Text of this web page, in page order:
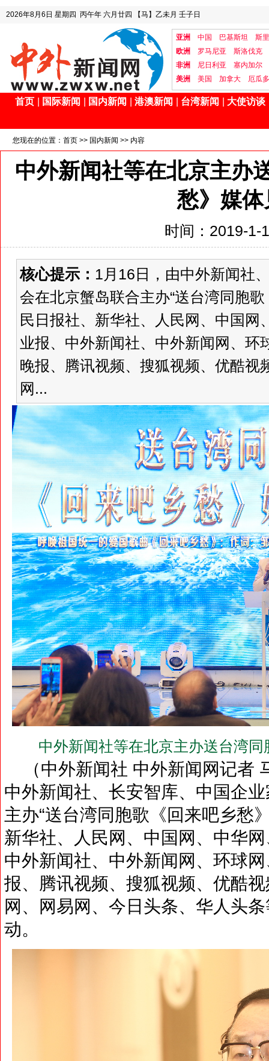
2026年8月6日 星期四 丙午年 六月廿四 【马】乙未月 壬子日
亚洲 中国 巴基斯坦
斯
欧洲
罗马尼亚
斯洛伐克
非洲
尼日利亚
塞内加尔
美洲
美国 加拿大 厄瓜
首页 国际新闻 国内新闻 港澳新闻 台湾新闻 大使访谈
您现在的位置： 首页 >> 国内新闻 >> 内容
中外新闻社等在北京主办
愁》媒
时间：2019-1-
核心提示： 1月16日，由中外新闻社
会在北京蟹岛联合主办“送台湾同胞
民日报社、新华社、人民网、中国
业报、中外新闻社、中外新闻网、环
晚报、腾讯视频、搜狐视频、优酷视
网...
中外新闻社等在北京主办送台湾
（中外新闻社 中外新闻网记者
中外新闻社、长安智库、中国企
主办“送台湾同胞歌《回来吧乡愁
新华社、人民网、中国网、中华
中外新闻社、中外新闻网、环球
报、腾讯视频、搜狐视频、优酷
网、网易网、今日头条、华人头
动。